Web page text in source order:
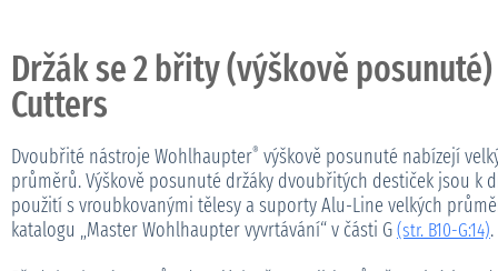
Držák se 2 břity (výškově
Cutters
Dvoubřité nástroje Wohlhaupter® výškově posunuté nabízejí
průměrů. Výškově posunuté držáky dvoubřitých destiček jsou k
použití s vroubkovanými tělesy a suporty Alu-Line velkých
katalogu „Master Wohlhaupter vyvrtávání“ v části G(str. B10-G:14).